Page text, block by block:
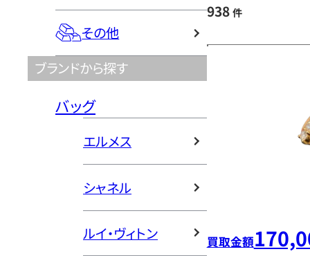
その他
ブランドから探す
バッグ
エルメス
シャネル
ルイ・ヴィトン
938 件
買取金額